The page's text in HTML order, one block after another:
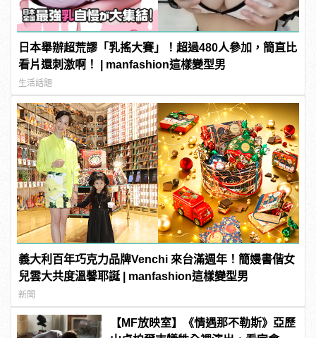
日本舉辦超荒謬「乳搖大賽」！超過480人參加，簡直比
看片還刺激啊！ | manfashion這樣變型男
生活話題
義大利百年巧克力品牌Venchi 來台滿週年！簡嫚書偕女
兒雲大共度溫馨耶誕 | manfashion這樣變型男
新聞
【MF放映室】《情遇那不勒斯》亞歷